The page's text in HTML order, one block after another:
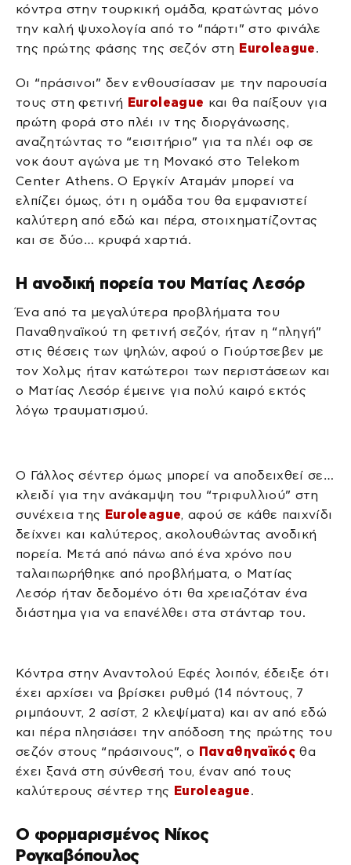
κόντρα στην τουρκική ομάδα, κρατώντας μόνο
την καλή ψυχολογία από το “πάρτι” στο φινάλε
της πρώτης φάσης της σεζόν στη Euroleague.
Οι “πράσινοι” δεν ενθουσίασαν με την παρουσία
τους στη φετινή Euroleague και θα παίξουν για
πρώτη φορά στο πλέι ιν της διοργάνωσης,
αναζητώντας το “εισιτήριο” για τα πλέι οφ σε
νοκ άουτ αγώνα με τη Μονακό στο Telekom
Center Athens. Ο Εργκίν Αταμάν μπορεί να
ελπίζει όμως, ότι η ομάδα του θα εμφανιστεί
καλύτερη από εδώ και πέρα, στοιχηματίζοντας
και σε δύο… κρυφά χαρτιά.
Η ανοδική πορεία του Ματίας Λεσόρ
Ένα από τα μεγαλύτερα προβλήματα του
Παναθηναϊκού τη φετινή σεζόν, ήταν η “πληγή”
στις θέσεις των ψηλών, αφού ο Γιούρτσεβεν με
τον Χολμς ήταν κατώτεροι των περιστάσεων και
ο Ματίας Λεσόρ έμεινε για πολύ καιρό εκτός
λόγω τραυματισμού.
Ο Γάλλος σέντερ όμως μπορεί να αποδειχθεί σε…
κλειδί για την ανάκαμψη του “τριφυλλιού” στη
συνέχεια της Euroleague, αφού σε κάθε παιχνίδι
δείχνει και καλύτερος, ακολουθώντας ανοδική
πορεία. Μετά από πάνω από ένα χρόνο που
ταλαιπωρήθηκε από προβλήματα, ο Ματίας
Λεσόρ ήταν δεδομένο ότι θα χρειαζόταν ένα
διάστημα για να επανέλθει στα στάνταρ του.
Κόντρα στην Αναντολού Εφές λοιπόν, έδειξε ότι
έχει αρχίσει να βρίσκει ρυθμό (14 πόντους, 7
ριμπάουντ, 2 ασίστ, 2 κλεψίματα) και αν από εδώ
και πέρα πλησιάσει την απόδοση της πρώτης του
σεζόν στους “πράσινους”, ο Παναθηναϊκός θα
έχει ξανά στη σύνθεσή του, έναν από τους
καλύτερους σέντερ της Euroleague.
Ο φορμαρισμένος Νίκος
Ρογκαβόπουλος